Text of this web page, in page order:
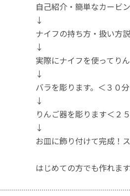
自己紹介・簡単なカービ
↓
ナイフの持ち方・扱い方
↓
実際にナイフを使ってり
↓
バラを彫ります。＜３０
↓
りんご器を彫ります＜２
↓
お皿に飾り付けて完成！
はじめての方でも作れま